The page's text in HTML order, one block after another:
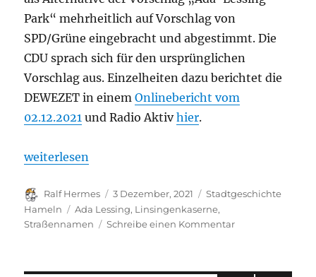
Park“ mehrheitlich auf Vorschlag von
SPD/Grüne eingebracht und abgestimmt. Die
CDU sprach sich für den ursprünglichen
Vorschlag aus. Einzelheiten dazu berichtet die
DEWEZET in einemOnlinebericht vom
02.12.2021 und Radio Aktivhier.
„Ada-Lessing-Park – Alternative Bezeichnung für
weiterlesen
Autor
Ralf Hermes
Veröffentlicht
am
3 Dezember, 2021 Kategorien
Stadtgeschichte
Hameln
Schlagwörter
Ada Lessing, Linsingenkaserne,
Straßennamen
Schreibe einen Kommentarzu